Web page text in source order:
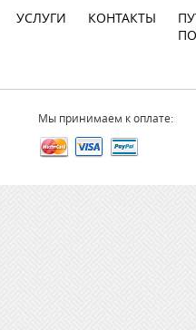
УСЛУГИ КОНТАКТЫ
Мы принимаем к оплате: